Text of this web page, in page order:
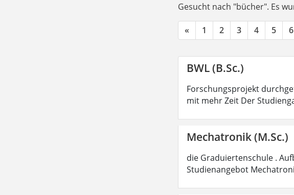
Gesucht nach "bücher". Es
« 1 2 3 4 5 6
BWL (B.Sc.)
Forschungsprojekt
mit mehr Zeit Der
Mechatronik (M.Sc.)
die Graduiertenschule .
Studienangebot